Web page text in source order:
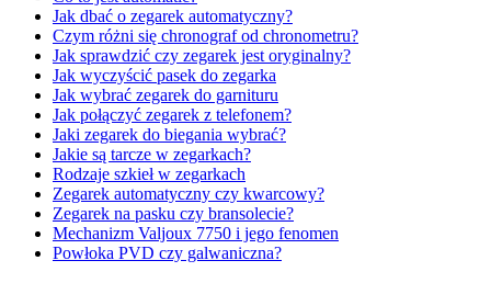
Jak dbać o zegarek automatyczny?
Czym różni się chronograf od chronometru?
Jak sprawdzić czy zegarek jest oryginalny?
Jak wyczyścić pasek do zegarka
Jak wybrać zegarek do garnituru
Jak połączyć zegarek z telefonem?
Jaki zegarek do biegania wybrać?
Jakie są tarcze w zegarkach?
Rodzaje szkieł w zegarkach
Zegarek automatyczny czy kwarcowy?
Zegarek na pasku czy bransolecie?
Mechanizm Valjoux 7750 i jego fenomen
Powłoka PVD czy galwaniczna?